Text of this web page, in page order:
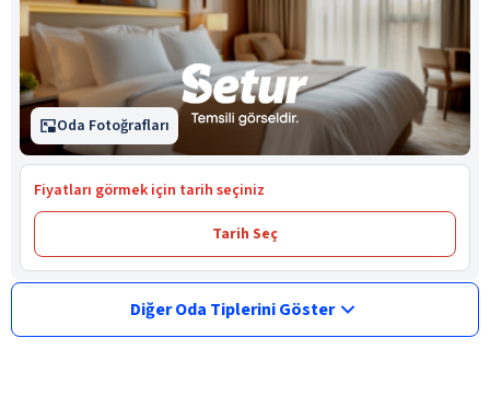
Oda Fotoğrafları
Fiyatları görmek için tarih seçiniz
Tarih Seç
Diğer Oda Tiplerini Göster